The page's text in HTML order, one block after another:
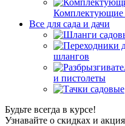
Комплектующие
Все для сада и дачи
шлангов
и пистолеты
Будьте всегда в курсе!
Узнавайте о скидках и